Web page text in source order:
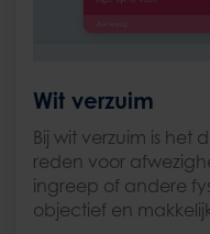
Wit verzuim
Bij wit verzuim is het
reden voor
ingreep of andere
objectief en